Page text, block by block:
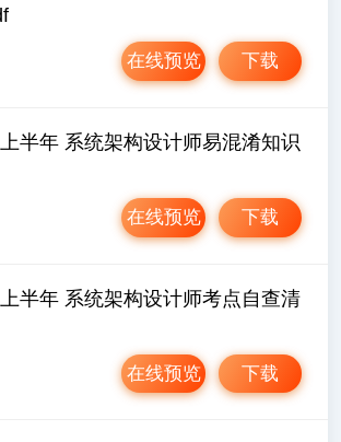
下载
在线预览
半年 系统架构设计师易混淆知识
下载
在线预览
半年 系统架构设计师考点自查清
下载
在线预览